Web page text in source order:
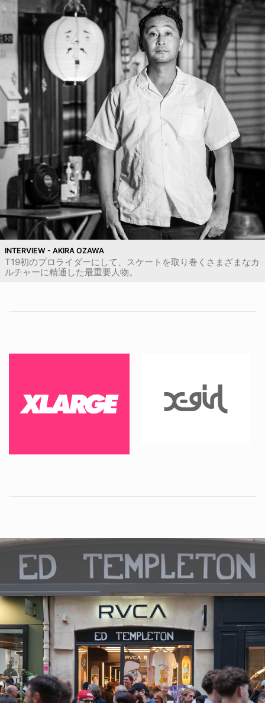
INTERVIEW - AKIRA OZAWA
T19初のプロライダーにして、スケートを取り巻くさまざまなカ
ルチャーに精通した最重要人物。